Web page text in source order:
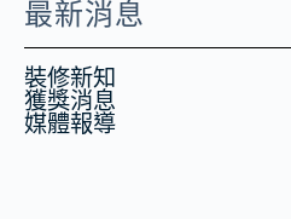
最新消息
裝修新知
獲獎消息
媒體報導